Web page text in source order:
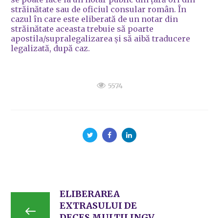
străinătate sau de oficiul consular român. În
cazul în care este eliberată de un notar din
străinătate aceasta trebuie să poarte
apostila/supralegalizarea și să aibă traducere
legalizată, după caz.
5574
ELIBERAREA
EXTRASULUI DE